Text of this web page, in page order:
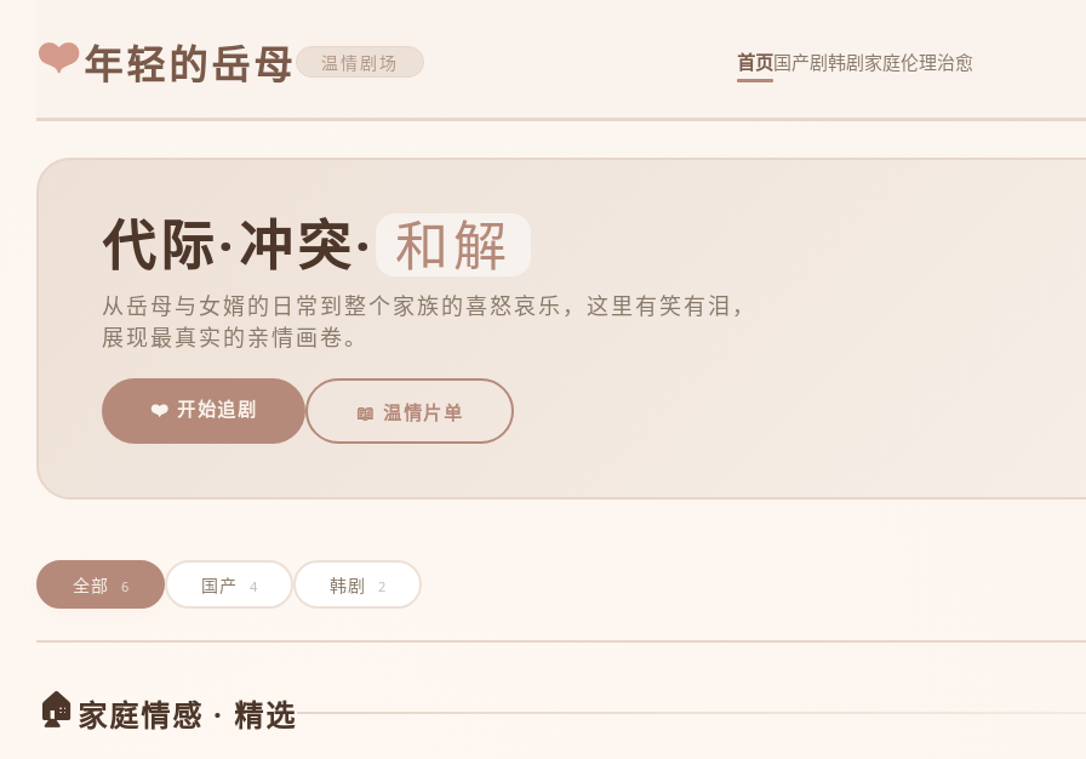
❤️年轻的岳母 温情剧场 首页国产剧韩剧家庭伦理治愈
代际·冲突· 和解
从岳母与女婿的日常到整个家族的喜怒哀乐，这里有笑有泪，
展现最真实的亲情画卷。
❤️ 开始追剧 📖 温情片单
全部 6 国产 4 韩剧 2
🏠家庭情感 · 精选